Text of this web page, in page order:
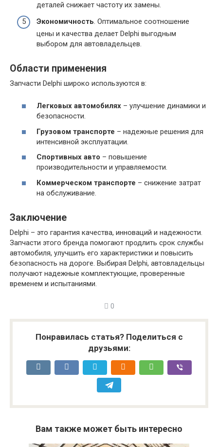
деталей снижает частоту их замены.
Экономичность. Оптимальное соотношение
цены и качества делает Delphi выгодным
выбором для автовладельцев.
Области применения
Запчасти Delphi широко используются в:
Легковых автомобилях – улучшение динамики и
безопасности.
Грузовом транспорте – надежные решения для
интенсивной эксплуатации.
Спортивных авто – повышение
производительности и управляемости.
Коммерческом транспорте – снижение затрат
на обслуживание.
Заключение
Delphi – это гарантия качества, инноваций и надежности.
Запчасти этого бренда помогают продлить срок службы
автомобиля, улучшить его характеристики и повысить
безопасность на дороге. Выбирая Delphi, автовладельцы
получают надежные комплектующие, проверенные
временем и испытаниями.
0
Понравилась статья? Поделиться с
друзьями:
Вам также может быть интересно